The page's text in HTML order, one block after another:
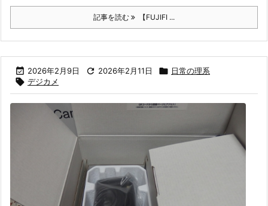
記事を読む 【FUJIFI ...
 2026年2月9日  2026年2月11日  日常の理系
 デジカメ